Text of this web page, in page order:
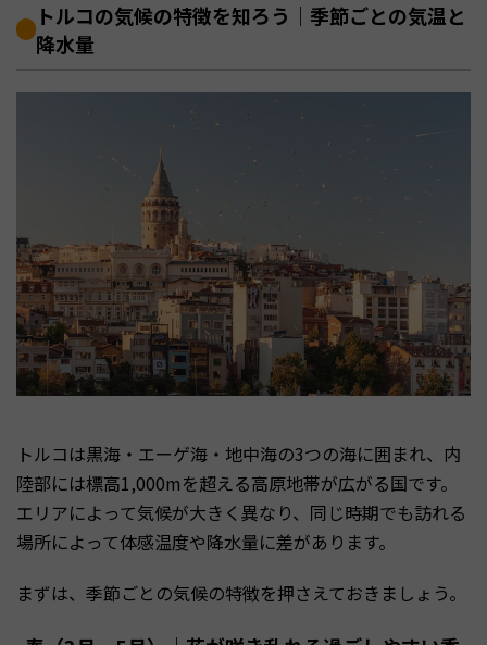
トルコの気候の特徴を知ろう｜季節ごとの気温と
降水量
トルコは黒海・エーゲ海・地中海の3つの海に囲まれ、内
陸部には標高1,000mを超える高原地帯が広がる国です。
エリアによって気候が大きく異なり、同じ時期でも訪れる
場所によって体感温度や降水量に差があります。
まずは、季節ごとの気候の特徴を押さえておきましょう。